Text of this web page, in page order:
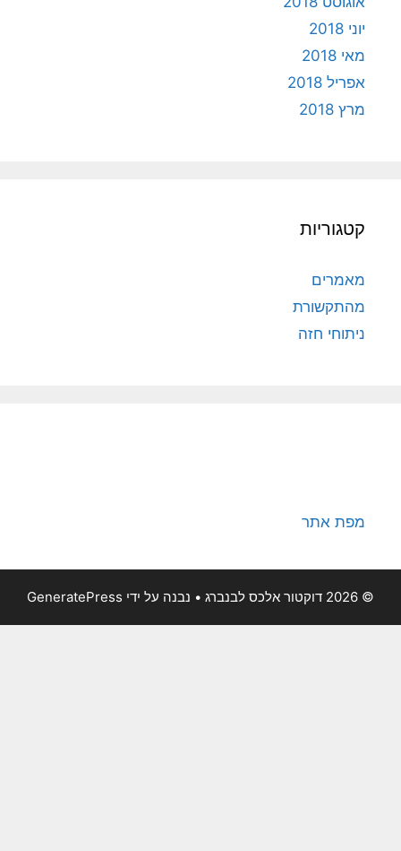
יוני 2018
מאי 2018
אפריל 2018
מרץ 2018
קטגוריות
מאמרים
מהתקשורת
ניתוחי חזה
מפת אתר
© 2026 דוקטור אלכס לבנברג • נבנה על ידי GeneratePress